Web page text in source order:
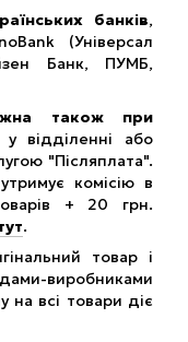
банків,
(Універсал
Банк, ПУМБ,
також при
у відділенні або
"Післяплата".
комісію в
+ 20 грн.
.
товар і
виробниками
на всі товари діє